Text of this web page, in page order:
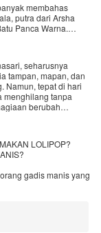
membahas
putra dari Arsha
Panca Warna.
Bopo ini,
adalah pemegang
kehidupan Sashi,
dua sepupu Arjuna
Naladhipa.
fokus cerita.
silahkan baca terlebih
Mas Kades dan
kedua Novel
seharusnya
tampan, mapan, dan
Namun, tepat di hari
menghilang tanpa
berubah
orang lain.
teror mulai
Kejadian-kejadian
LOLIPOP?
gadis manis yang
NILA EDRINA